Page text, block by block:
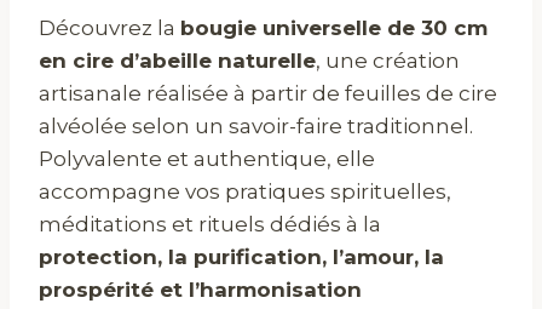
Découvrez la bougie universelle de 30 cm
en cire d’abeille naturelle, une création
artisanale réalisée à partir de feuilles de cire
alvéolée selon un savoir-faire traditionnel.
Polyvalente et authentique, elle
accompagne vos pratiques spirituelles,
méditations et rituels dédiés à la
protection, la purification, l’amour, la
prospérité et l’harmonisation